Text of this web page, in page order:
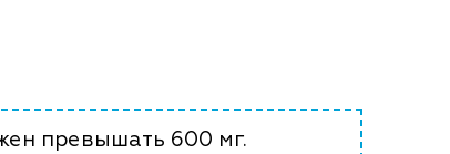
превышать 600 мг.